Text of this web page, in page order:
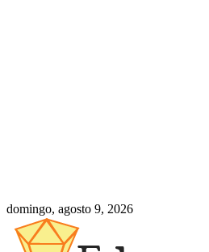
domingo, agosto 9, 2026